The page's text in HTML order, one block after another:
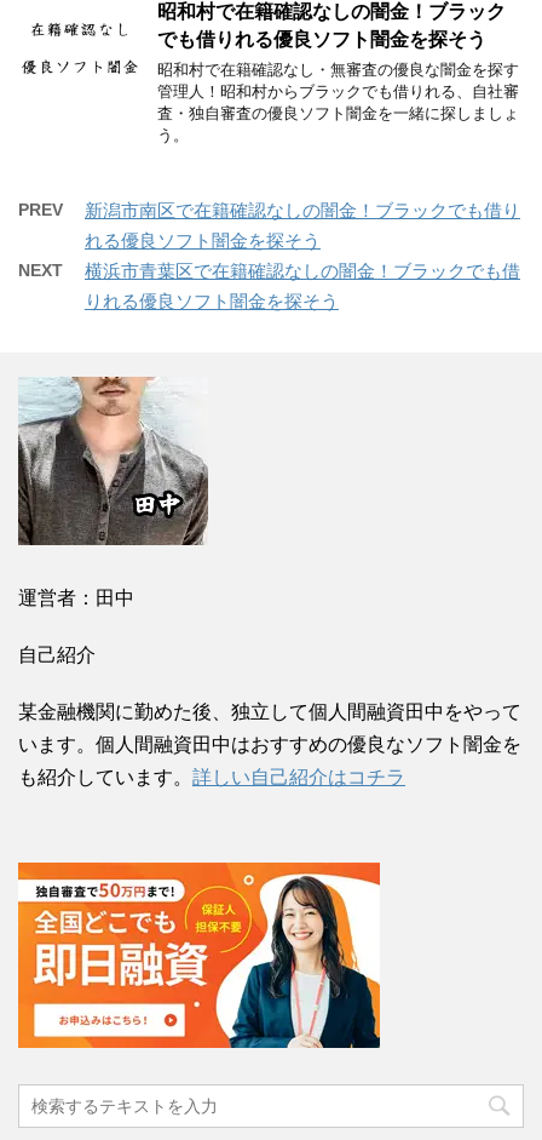
昭和村で在籍確認なしの闇金！ブラック
でも借りれる優良ソフト闇金を探そう
昭和村で在籍確認なし・無審査の優良な闇金を探す
管理人！昭和村からブラックでも借りれる、自社審
査・独自審査の優良ソフト闇金を一緒に探しましょ
う。
PREV
新潟市南区で在籍確認なしの闇金！ブラックでも借り
れる優良ソフト闇金を探そう
NEXT
横浜市青葉区で在籍確認なしの闇金！ブラックでも借
りれる優良ソフト闇金を探そう
運営者：田中
自己紹介
某金融機関に勤めた後、独立して個人間融資田中をやって
います。個人間融資田中はおすすめの優良なソフト闇金を
も紹介しています。 詳しい自己紹介はコチラ